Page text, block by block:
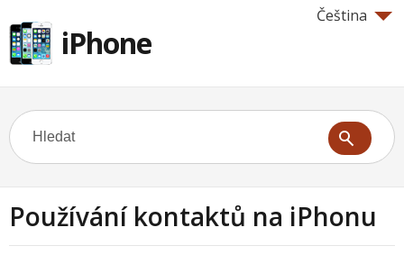
Čeština
iPhone
Používání kontaktů na iPhonu